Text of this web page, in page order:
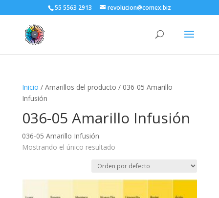
55 5563 2913 revolucion@comex.biz
Inicio / Amarillos del producto / 036-05 Amarillo
Infusión
036-05 Amarillo Infusión
036-05 Amarillo Infusión
Mostrando el único resultado